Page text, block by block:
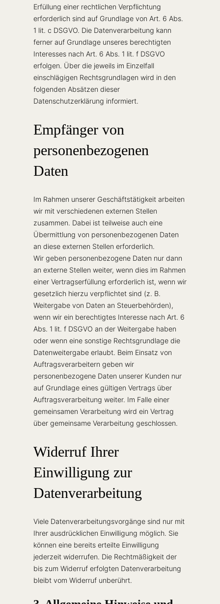
Erfüllung einer rechtlichen Verpflichtung
erforderlich sind auf Grundlage von Art. 6 Abs.
1 lit. c DSGVO. Die Datenverarbeitung kann
ferner auf Grundlage unseres berechtigten
Interesses nach Art. 6 Abs. 1 lit. f DSGVO
erfolgen. Über die jeweils im Einzelfall
einschlägigen Rechtsgrundlagen wird in den
folgenden Absätzen dieser
Datenschutzerklärung informiert.
Empfänger von
personenbezogenen
Daten
Im Rahmen unserer Geschäftstätigkeit arbeiten
wir mit verschiedenen externen Stellen
zusammen. Dabei ist teilweise auch eine
Übermittlung von personenbezogenen Daten
an diese externen Stellen erforderlich.
Wir geben personenbezogene Daten nur dann
an externe Stellen weiter, wenn dies im Rahmen
einer Vertragserfüllung erforderlich ist, wenn wir
gesetzlich hierzu verpflichtet sind (z. B.
Weitergabe von Daten an Steuerbehörden),
wenn wir ein berechtigtes Interesse nach Art. 6
Abs. 1 lit. f DSGVO an der Weitergabe haben
oder wenn eine sonstige Rechtsgrundlage die
Datenweitergabe erlaubt. Beim Einsatz von
Auftragsverarbeitern geben wir
personenbezogene Daten unserer Kunden nur
auf Grundlage eines gültigen Vertrags über
Auftragsverarbeitung weiter. Im Falle einer
gemeinsamen Verarbeitung wird ein Vertrag
über gemeinsame Verarbeitung geschlossen.
Widerruf Ihrer
Einwilligung zur
Datenverarbeitung
Viele Datenverarbeitungsvorgänge sind nur mit
Ihrer ausdrücklichen Einwilligung möglich. Sie
können eine bereits erteilte Einwilligung
jederzeit widerrufen. Die Rechtmäßigkeit der
bis zum Widerruf erfolgten Datenverarbeitung
bleibt vom Widerruf unberührt.